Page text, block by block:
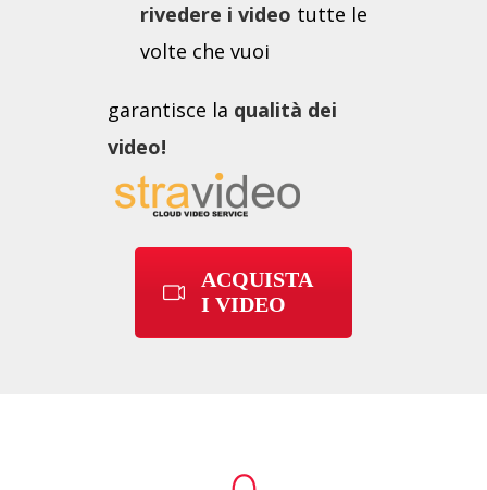
rivedere i video tutte le
volte che vuoi
garantisce la qualità dei
video!
ACQUISTA
I VIDEO